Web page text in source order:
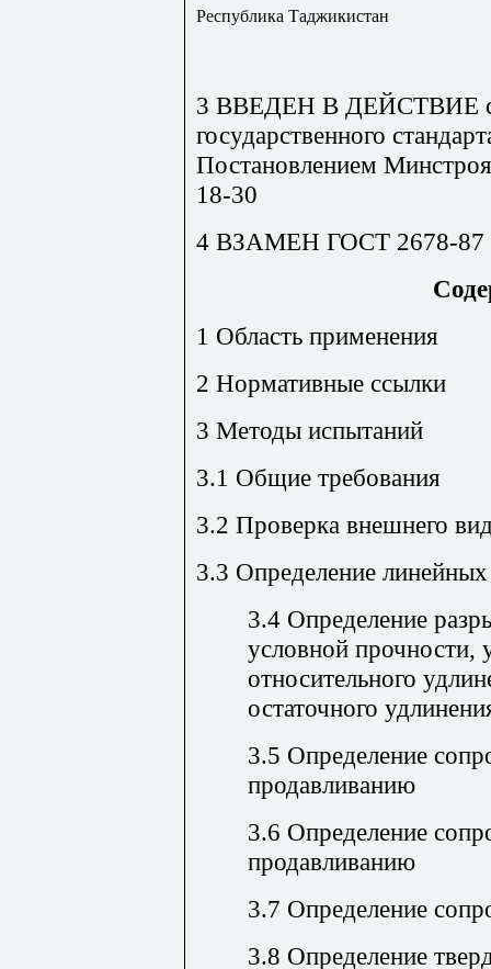
Республика Таджикистан
3 ВВЕДЕН В ДЕЙСТВИЕ с 1
государственного
Постановлением
18-30
4 ВЗАМЕН ГОСТ 2678-87
1 Область применения
2 Нормативные ссылки
3 Методы испытаний
3.1 Общие требования
3.2 Проверка внешнего
3.3 Определение
3.4 Определение
условной прочности,
относительного
остаточного
3.5 Определение
продавливанию
3.6 Определение
продавливанию
3.7 Определение
3.8 Определение